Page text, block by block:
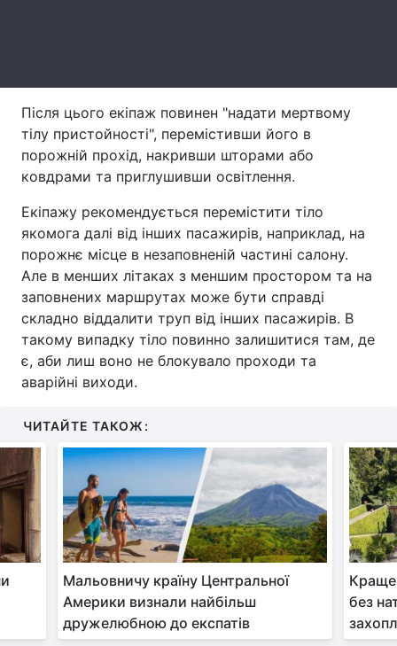
Тема оформлення
Після цього екіпаж повинен "надати мертвому
тілу пристойності", перемістивши його в
порожній прохід, накривши шторами або
ковдрами та приглушивши освітлення.
Екіпажу рекомендується перемістити тіло
якомога далі від інших пасажирів, наприклад, на
порожнє місце в незаповненій частині салону.
Але в менших літаках з меншим простором та на
заповнених маршрутах може бути справді
складно віддалити труп від інших пасажирів. В
такому випадку тіло повинно залишитися там, де
є, аби лиш воно не блокувало проходи та
аварійні виходи.
ЧИТАЙТЕ ТАКОЖ:
Мальовничу країну Центральної
Америки визнали найбільш
дружелюбною до експатів
Краще
без